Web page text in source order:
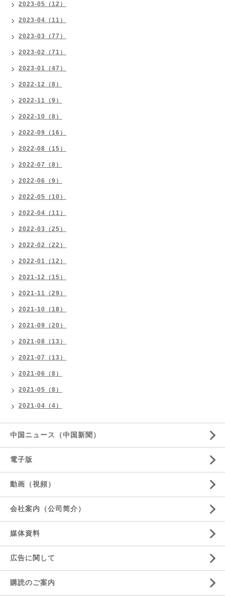
2023-05（12）
2023-04（11）
2023-03（77）
2023-02（71）
2023-01（47）
2022-12（8）
2022-11（9）
2022-10（8）
2022-09（16）
2022-08（15）
2022-07（8）
2022-06（9）
2022-05（10）
2022-04（11）
2022-03（25）
2022-02（22）
2022-01（12）
2021-12（15）
2021-11（29）
2021-10（18）
2021-09（20）
2021-08（13）
2021-07（13）
2021-06（8）
2021-05（8）
2021-04（4）
中国ニュース（中国新聞）
電子版
動画（視頻）
会社案内（公司简介）
媒体資料
広告に関して
購読のご案内